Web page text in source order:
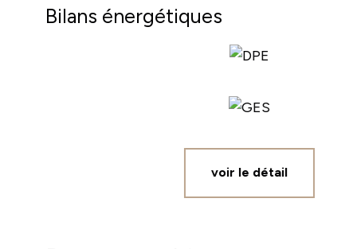
Bilans énergétiques
voir le détail